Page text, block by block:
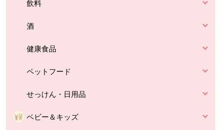
飲料
酒
健康食品
ペットフード
せっけん・日用品
ベビー＆キッズ